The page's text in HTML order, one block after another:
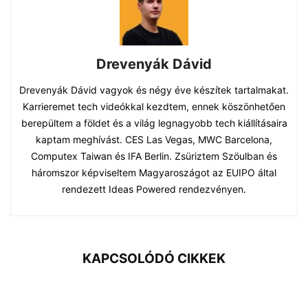
Drevenyák Dávid
Drevenyák Dávid vagyok és négy éve készítek tartalmakat.
Karrieremet tech videókkal kezdtem, ennek köszönhetően
berepültem a földet és a világ legnagyobb tech kiállításaira
kaptam meghívást. CES Las Vegas, MWC Barcelona,
Computex Taiwan és IFA Berlin. Zsüriztem Szöulban és
háromszor képviseltem Magyaroszágot az EUIPO által
rendezett Ideas Powered rendezvényen.
KAPCSOLÓDÓ CIKKEK